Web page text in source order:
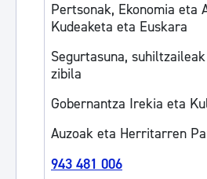
Pertsonak, Ekonomia eta
Kudeaketa eta Euskara
Segurtasuna,
zibila
Gobernantza Irekia eta
Auzoak eta Herritarren
943 481 006